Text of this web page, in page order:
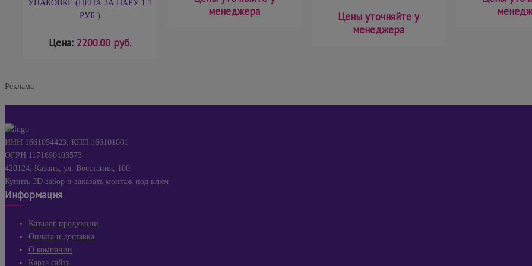
УПАКОВКЕ (ЦЕНА ЗА ПАРУ 1.1
РУБ.)
Цена: 2200.00 руб.
менеджера
Цены уточняйте у
менеджера
Реклама
ИНН 1661054423, КПП 166101001
ОГРН 1171690103573
420124, Казань, ул. Восстания, 100
Купить 3D забор и заказать монтаж под ключ
Информация
Каталог продукции
Оплата и доставка
О компании
Карта сайта